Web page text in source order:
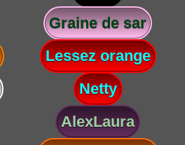
Graine de sar
Lessez orange
Netty
AlexLaura